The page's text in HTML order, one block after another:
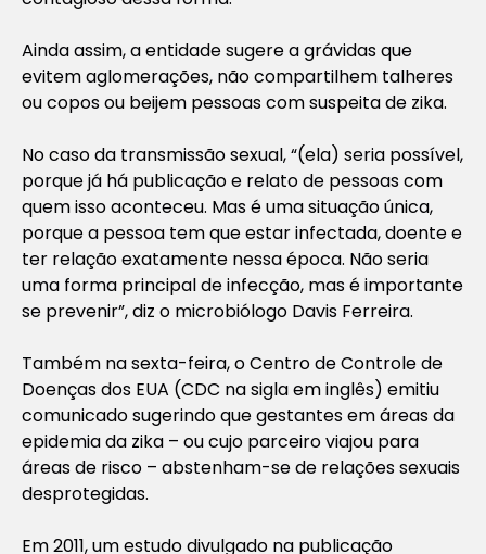
Ainda assim, a entidade sugere a grávidas que
evitem aglomerações, não compartilhem talheres
ou copos ou beijem pessoas com suspeita de zika.
No caso da transmissão sexual, “(ela) seria possível,
porque já há publicação e relato de pessoas com
quem isso aconteceu. Mas é uma situação única,
porque a pessoa tem que estar infectada, doente e
ter relação exatamente nessa época. Não seria
uma forma principal de infecção, mas é importante
se prevenir”, diz o microbiólogo Davis Ferreira.
Também na sexta-feira, o Centro de Controle de
Doenças dos EUA (CDC na sigla em inglês) emitiu
comunicado sugerindo que gestantes em áreas da
epidemia da zika – ou cujo parceiro viajou para
áreas de risco – abstenham-se de relações sexuais
desprotegidas.
Em 2011, um estudo divulgado na publicação